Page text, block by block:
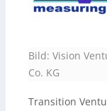
Bild: Vision
Co. KG
Transition